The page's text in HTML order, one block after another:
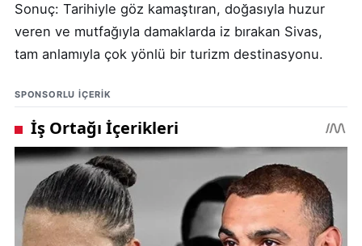
Sonuç: Tarihiyle göz kamaştıran, doğasıyla huzur
veren ve mutfağıyla damaklarda iz bırakan Sivas,
tam anlamıyla çok yönlü bir turizm destinasyonu.
SPONSORLU IÇERIK